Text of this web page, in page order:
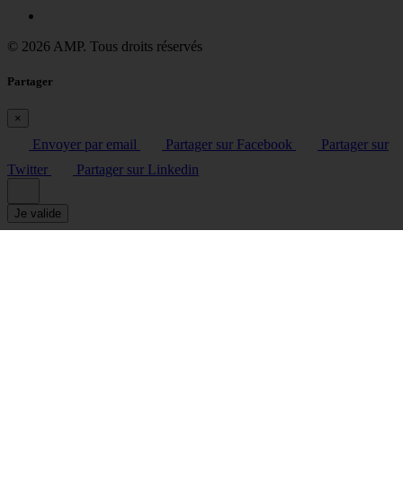
© 2026 AMP. Tous droits réservés
Partager
×
Envoyer par email Partager sur Facebook
Partager sur
Twitter
Partager sur Linkedin
Je valide